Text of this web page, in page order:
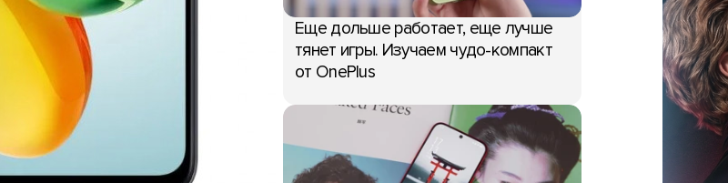
Еще дольше работает, еще лучше
тянет игры. Изучаем чудо-компакт
от OnePlus